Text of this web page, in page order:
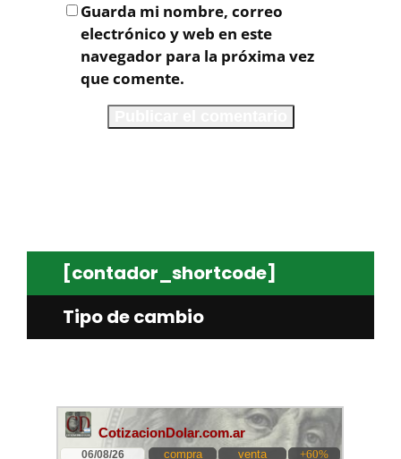
Guarda mi nombre, correo
electrónico y web en este
navegador para la próxima vez
que comente.
[contador_shortcode]
Tipo de cambio